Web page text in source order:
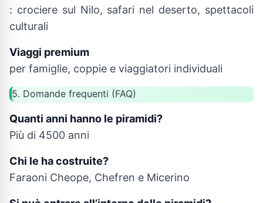
: crociere sul Nilo, safari nel deserto, spettacoli
culturali
Viaggi premium
per famiglie, coppie e viaggiatori individuali
5. Domande frequenti (FAQ)
Quanti anni hanno le piramidi?
Più di 4500 anni
Chi le ha costruite?
Faraoni Cheope, Chefren e Micerino